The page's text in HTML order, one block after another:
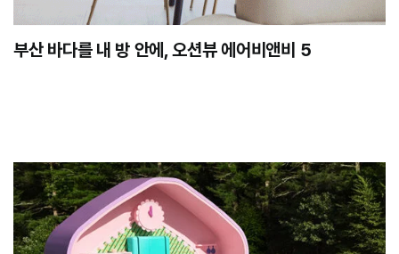
부산 바다를 내 방 안에, 오션뷰 에어비앤비 5